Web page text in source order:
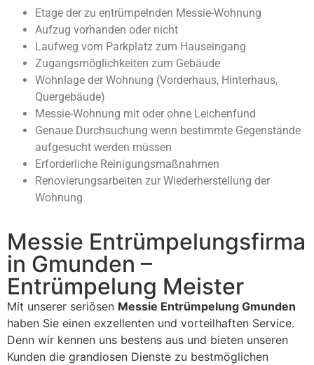
Etage der zu entrümpelnden Messie-Wohnung
Aufzug vorhanden oder nicht
Laufweg vom Parkplatz zum Hauseingang
Zugangsmöglichkeiten zum Gebäude
Wohnlage der Wohnung (Vorderhaus, Hinterhaus,
Quergebäude)
Messie-Wohnung mit oder ohne Leichenfund
Genaue Durchsuchung wenn bestimmte Gegenstände
aufgesucht werden müssen
Erforderliche Reinigungsmaßnahmen
Renovierungsarbeiten zur Wiederherstellung der
Wohnung
Messie Entrümpelungsfirma
in Gmunden –
Entrümpelung Meister
Mit unserer seriösen Messie Entrümpelung Gmunden
haben Sie einen exzellenten und vorteilhaften Service.
Denn wir kennen uns bestens aus und bieten unseren
Kunden die grandiosen Dienste zu bestmöglichen